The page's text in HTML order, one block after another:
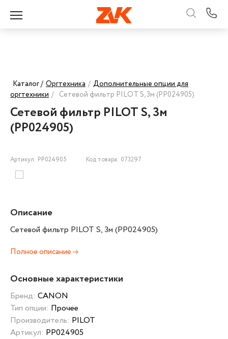
Каталог / Оргтехника / Дополнительные опции для
оргтехники / Сетевой фильтр PILOT S, 3м (PP024905)
Сетевой фильтр PILOT S, 3м
(PP024905)
Артикул: PP024905 Код товара: 073297
Описание
Сетевой фильтр PILOT S, 3м (PP024905)
Полное описание
Основные характеристики
Бренд: CANON
Тип опции: Прочее
Производитель: PILOT
Артикул: PP024905